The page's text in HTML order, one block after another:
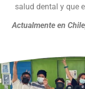
salud dental y que
Actualmente en